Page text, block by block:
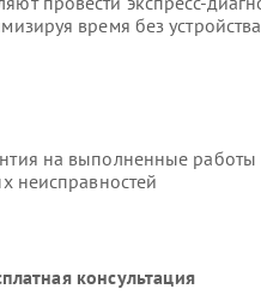
время без устройства
на выполненные
неисправностей
консультация